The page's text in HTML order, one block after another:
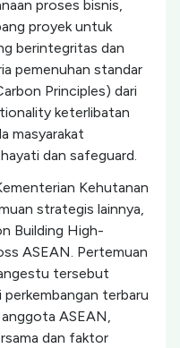
proses bisnis,
proyek untuk
berintegritas dan
pemenuhan standar
Principles) dari
keterlibatan
masyarakat
dan safeguard.
Kehutanan
strategis lainnya,
Building High-
ASEAN. Pertemuan
tersebut
terbaru
ASEAN,
dan faktor